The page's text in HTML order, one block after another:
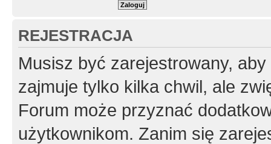
REJESTRACJA
Musisz być zarejestrowany,
zajmuje tylko kilka chwil, ale
Forum może przyznać
użytkownikom. Zanim się